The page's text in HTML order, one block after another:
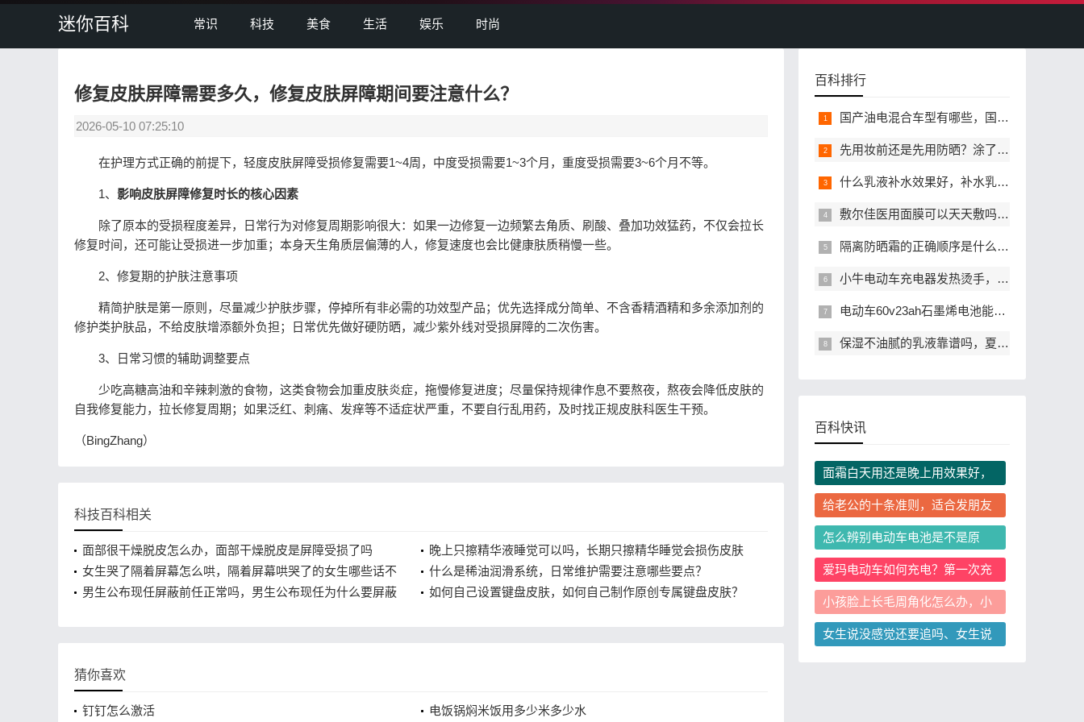
迷你百科 常识 科技 美食 生活 娱乐 时尚
修复皮肤屏障需要多久，修复皮肤屏障期间要注意什么？
2026-05-10 07:25:10
在护理方式正确的前提下，轻度皮肤屏障受损修复需要1~4周，中度受损需要1~3个月，重度受损需要3~6个月不等。
1、 影响皮肤屏障修复时长的核心因素
除了原本的受损程度差异，日常行为对修复周期影响很大：如果一边修复一边频繁去角质、刷酸、叠加功效猛药，不仅会拉长
修复时间，还可能让受损进一步加重；本身天生角质层偏薄的人，修复速度也会比健康肤质稍慢一些。
2、修复期的护肤注意事项
精简护肤是第一原则，尽量减少护肤步骤，停掉所有非必需的功效型产品；优先选择成分简单、不含香精酒精和多余添加剂的
修护类护肤品，不给皮肤增添额外负担；日常优先做好硬防晒，减少紫外线对受损屏障的二次伤害。
3、日常习惯的辅助调整要点
少吃高糖高油和辛辣刺激的食物，这类食物会加重皮肤炎症，拖慢修复进度；尽量保持规律作息不要熬夜，熬夜会降低皮肤的
自我修复能力，拉长修复周期；如果泛红、刺痛、发痒等不适症状严重，不要自行乱用药，及时找正规皮肤科医生干预。
（BingZhang）
科技百科相关
面部很干燥脱皮怎么办，面部干燥脱皮是屏障受损了吗
晚上只擦精华液睡觉可以吗，长期只擦精华睡觉会损伤皮肤
屏障吗
女生哭了隔着屏幕怎么哄，隔着屏幕哄哭了的女生哪些话不
能说
什么是稀油润滑系统，日常维护需要注意哪些要点？
男生公布现任屏蔽前任正常吗，男生公布现任为什么要屏蔽
如何自己设置键盘皮肤，如何自己制作原创专属键盘皮肤？
猜你喜欢
钉钉怎么激活 电饭锅焖米饭用多少米多少水
百科排行
国产油电混合车型有哪些，国产油电混动高性价比值得选的有哪些
先用妆前还是先用防晒？涂了防晒还需要用妆前乳吗？
什么乳液补水效果好，补水乳液怎么选才不踩雷？
敷尔佳医用面膜可以天天敷吗？正确敷用频率是多少？
隔离防晒霜的正确顺序是什么，涂隔离和防晒需要间隔时间吗
小牛电动车充电器发热烫手，正常吗会不会存在安全风险？
电动车60v23ah石墨烯电池能跑多远，影响实际续航的因素有哪些
保湿不油腻的乳液靠谱吗，夏天有哪些值得入手？
百科快讯
面霜白天用还是晚上用效果好，
日霜晚霜必须分开用吗
给老公的十条准则，适合发朋友
圈的搞笑范本有哪些？
怎么辨别电动车电池是不是原
装？换电动车电池时如何避免换
到非原装翻新电池？
爱玛电动车如何充电？第一次充
电需要注意什么？
小孩脸上长毛周角化怎么办，小
孩脸上毛周角化会留疤吗
女生说没感觉还要追吗、女生说